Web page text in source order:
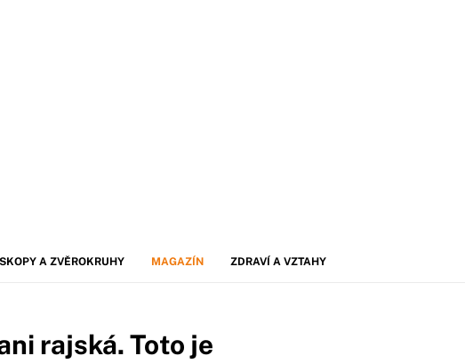
A ZVĚROKRUHY MAGAZÍN ZDRAVÍ A VZTAHY
rajská. Toto je